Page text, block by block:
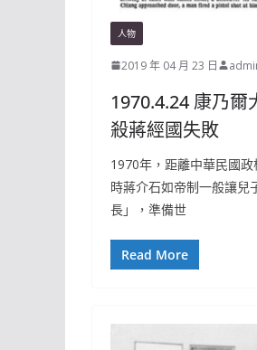
人物
2019 年 04 月 23 日
1970.4.24 康乃
殺蔣經國失敗
1970年，距離中華民國
時蔣介石如帝制一般讓兒
長」，準備世
Read More